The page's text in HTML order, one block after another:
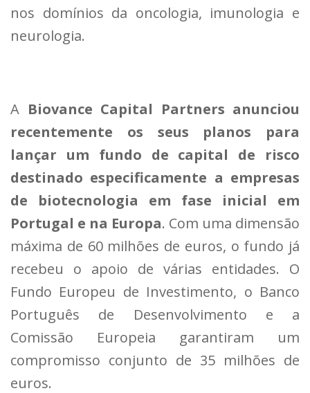
nos domínios da oncologia, imunologia e
neurologia.
A Biovance Capital Partners anunciou
recentemente os seus planos para
lançar um fundo de capital de risco
destinado especificamente a empresas
de biotecnologia em fase inicial em
Portugal e na Europa. Com uma dimensão
máxima de 60 milhões de euros, o fundo já
recebeu o apoio de várias entidades. O
Fundo Europeu de Investimento, o Banco
Português de Desenvolvimento e a
Comissão Europeia garantiram um
compromisso conjunto de 35 milhões de
euros.